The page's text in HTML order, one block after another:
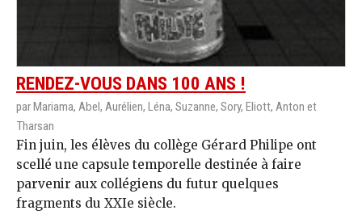
RENDEZ-VOUS DANS 100 ANS !
par Mariama, Abel, Aurélien, Léna, Suzanne, Sory, Eliott, Anton et
Tharsan
Fin juin, les élèves du collège Gérard Philipe ont
scellé une capsule temporelle destinée à faire
parvenir aux collégiens du futur quelques
fragments du XXIe siècle.